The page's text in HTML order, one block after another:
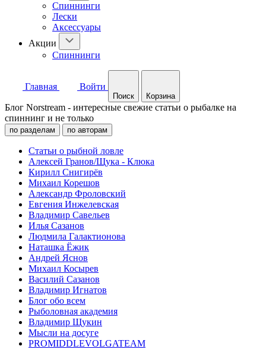
Спиннинги
Лески
Аксессуары
Акции
Спиннинги
Главная Войти
Поиск Корзина
Блог Norstream - интересные свежие статьи о рыбалке на
спиннинг и не только
по разделам по авторам
Статьи о рыбной ловле
Алексей Гранов/Щука - Клюка
Кирилл Снигирёв
Михаил Корешов
Александр Фроловский
Евгения Инжелевская
Владимир Савельев
Илья Сазанов
Людмила Галактионова
Наташка Ёжик
Андрей Яснов
Михаил Косырев
Василий Сазанов
Владимир Игнатов
Блог обо всем
Рыболовная академия
Владимир Щукин
Мысли на досуге
PROMIDDLEVOLGATEAM